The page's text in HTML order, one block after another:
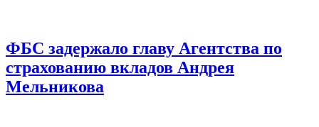
ФБС задержало главу Агентства по
страхованию вкладов Андрея
Мельникова